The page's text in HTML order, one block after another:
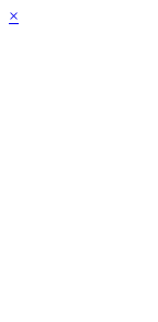
×